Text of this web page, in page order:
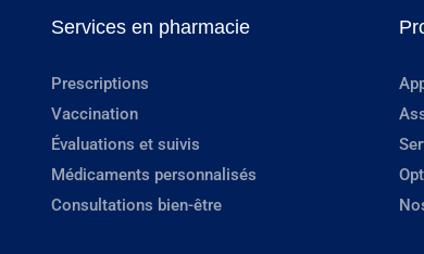
Services en pharmacie
Prescriptions
Vaccination
Évaluations et suivis
Médicaments personnalisés
Consultations bien-être